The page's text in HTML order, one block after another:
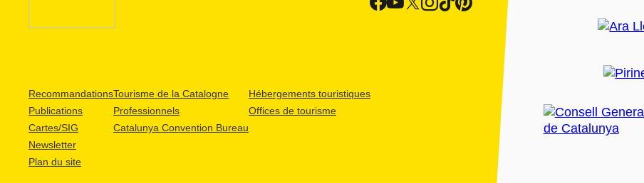
Recommandations
Publications
Cartes/SIG
Newsletter
Plan du site
Tourisme de la Catalogne
Professionnels
Catalunya Convention Bureau
Hébergements touristiques
Offices de tourisme